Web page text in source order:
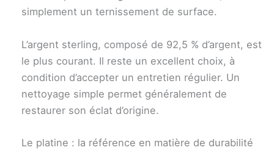
simplement un ternissement de surface.
L’argent sterling, composé de 92,5 % d’argent, est
le plus courant. Il reste un excellent choix, à
condition d’accepter un entretien régulier. Un
nettoyage simple permet généralement de
restaurer son éclat d’origine.
Le platine : la référence en matière de durabilité